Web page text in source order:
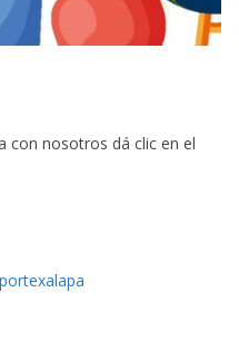
con nosotros dá clic en el